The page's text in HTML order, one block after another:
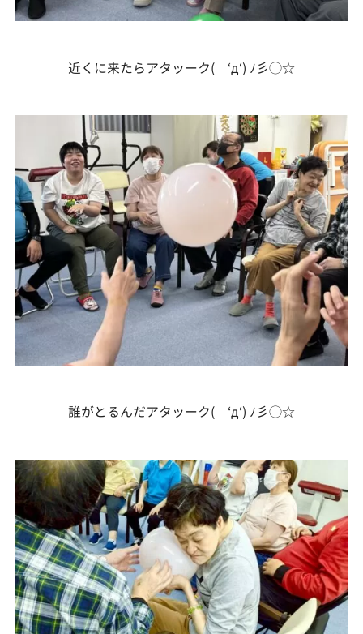
近くに来たらアタッーク( ‘д‘) ﾉ彡◯☆
誰がとるんだアタッーク( ‘д‘) ﾉ彡◯☆